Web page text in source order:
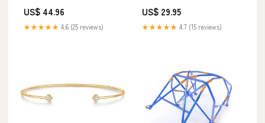
US$ 44.96
★★★★★ 4.6 (25 reviews)
US$ 29.95
★★★★★ 4.7 (15 reviews)